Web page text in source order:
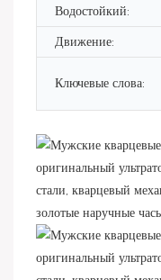
Водостойкий:
Движение:
Ключевые слова: